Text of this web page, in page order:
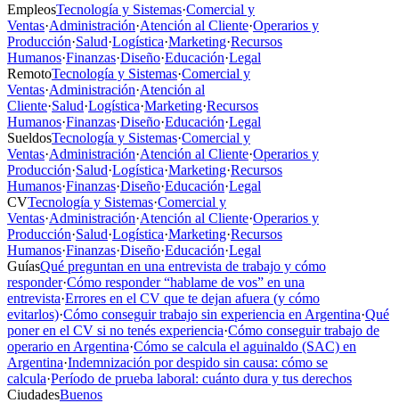
EmpleosTecnología y Sistemas·Comercial y
Ventas·Administración·Atención al Cliente·Operarios y
Producción·Salud·Logística·Marketing·Recursos
Humanos·Finanzas·Diseño·Educación·Legal
RemotoTecnología y Sistemas·Comercial y
Ventas·Administración·Atención al
Cliente·Salud·Logística·Marketing·Recursos
Humanos·Finanzas·Diseño·Educación·Legal
SueldosTecnología y Sistemas·Comercial y
Ventas·Administración·Atención al Cliente·Operarios y
Producción·Salud·Logística·Marketing·Recursos
Humanos·Finanzas·Diseño·Educación·Legal
CVTecnología y Sistemas·Comercial y
Ventas·Administración·Atención al Cliente·Operarios y
Producción·Salud·Logística·Marketing·Recursos
Humanos·Finanzas·Diseño·Educación·Legal
GuíasQué preguntan en una entrevista de trabajo y cómo
responder·Cómo responder “hablame de vos” en una
entrevista·Errores en el CV que te dejan afuera (y cómo
evitarlos)·Cómo conseguir trabajo sin experiencia en Argentina·Qué
poner en el CV si no tenés experiencia·Cómo conseguir trabajo de
operario en Argentina·Cómo se calcula el aguinaldo (SAC) en
Argentina·Indemnización por despido sin causa: cómo se
calcula·Período de prueba laboral: cuánto dura y tus derechos
CiudadesBuenos